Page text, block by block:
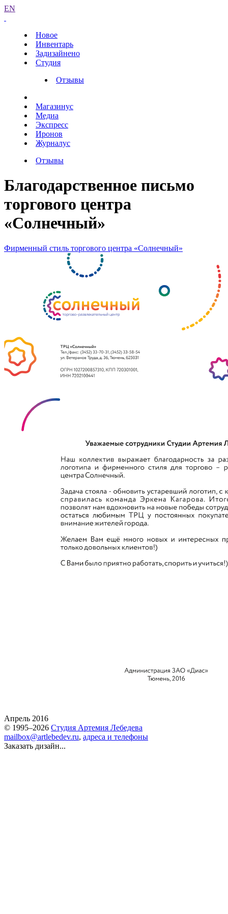
EN
Новое
Инвентарь
Задизайнено
Студия
Отзывы
Магазинус
Медиа
Экспресс
Иронов
Журналус
Отзывы
Благодарственное письмо
торгового центра
«Солнечный»
Фирменный стиль торгового центра «Солнечный»
Апрель 2016
© 1995–2026 Студия Артемия Лебедева
mailbox@artlebedev.ru, адреса и телефоны
Заказать дизайн...